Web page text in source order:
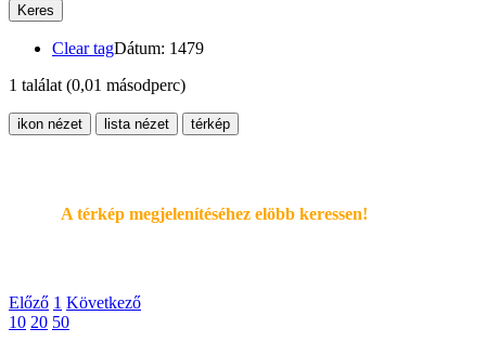
Keres
Clear tagDátum: 1479
1 találat (0,01 másodperc)
ikon nézet lista nézet térkép
A térkép megjelenítéséhez elöbb keressen!
Előző 1 Következő
10 20 50